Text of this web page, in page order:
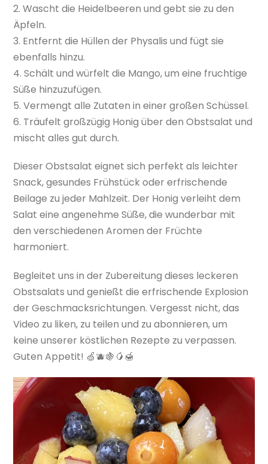
2. Wascht die Heidelbeeren und gebt sie zu den
Äpfeln.
3. Entfernt die Hüllen der Physalis und fügt sie
ebenfalls hinzu.
4. Schält und würfelt die Mango, um eine fruchtige
Süße hinzuzufügen.
5. Vermengt alle Zutaten in einer großen Schüssel.
6. Träufelt großzügig Honig über den Obstsalat und
mischt alles gut durch.
Dieser Obstsalat eignet sich perfekt als leichter
Snack, gesundes Frühstück oder erfrischende
Beilage zu jeder Mahlzeit. Der Honig verleiht dem
Salat eine angenehme Süße, die wunderbar mit
den verschiedenen Aromen der Früchte
harmoniert.
Begleitet uns in der Zubereitung dieses leckeren
Obstsalats und genießt die erfrischende Explosion
der Geschmacksrichtungen. Vergesst nicht, das
Video zu liken, zu teilen und zu abonnieren, um
keine unserer köstlichen Rezepte zu verpassen.
Guten Appetit! 🍏🫐🍇🥭🍯